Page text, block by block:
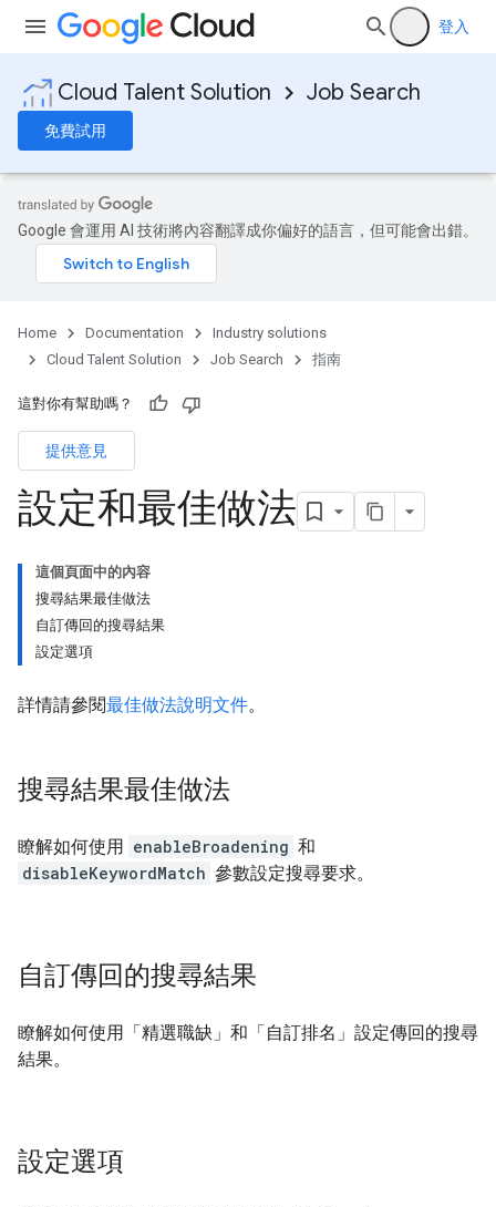
登入
Cloud Talent Solution Job Search
免費試用
Google 會運用 AI 技術將內容翻譯成你偏好的語言，但可能會出錯。
Home Documentation
Industry solutions
Cloud Talent Solution
Job Search 指南
這對你有幫助嗎？
提供意見
設定和最佳做法
這個頁面中的內容
搜尋結果最佳做法
自訂傳回的搜尋結果
設定選項
詳情請參閱最佳做法說明文件。
搜尋結果最佳做法
瞭解如何使用 enableBroadening 和
disableKeywordMatch 參數設定搜尋要求。
自訂傳回的搜尋結果
瞭解如何使用「精選職缺」和「自訂排名」設定傳回的搜尋
結果。
設定選項